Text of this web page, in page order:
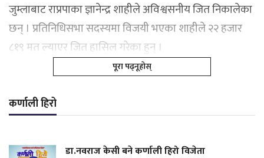
जुम्लाबाट राप्रपाका ज्ञानेन्द्र शाहीले अविश्वसनीय जित निकालेका
छन् । प्रतिनिधिसभा सदस्यमा विजयी भएका शाहीले २२ हजार
८१९ मत ल्याएर जित हासिल गरेका हुन् ।
पूरा पढ्नूहोस्
कर्णाली हिरो
डा.नवराज केसी बने कर्णाली हिरो विजेता